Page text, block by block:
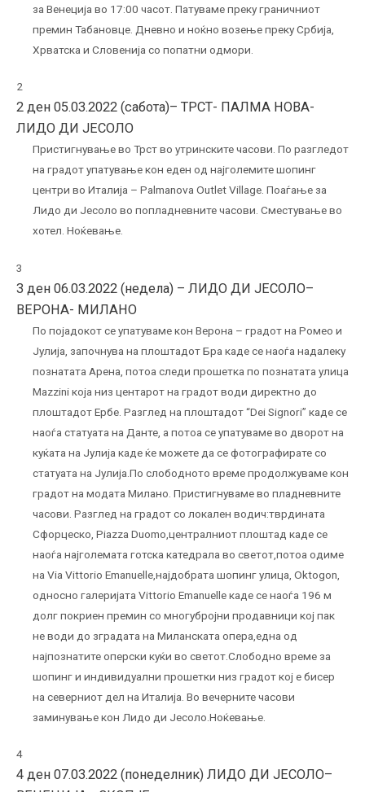
за Венеција во 17:00 часот. Патуваме преку граничниот
премин Табановце. Дневно и ноќно возење преку Србија,
Хрватска и Словенија со попатни одмори.
2
2 ден 05.03.2022 (сабота)– ТРСТ- ПАЛМА НОВА-
ЛИДО ДИ ЈЕСОЛО
Пристигнување во Трст во утринските часови. По разгледот
на градот упатување кон еден од најголемите шопинг
центри во Италија – Palmanova Outlet Village. Поаѓање за
Лидо ди Јесоло во попладневните часови. Сместување во
хотел. Ноќевање.
3
3 ден 06.03.2022 (недела) – ЛИДО ДИ ЈЕСОЛО–
ВЕРОНА- МИЛАНО
По појадокот се упатуваме кон Верона – градот на Ромео и
Јулија, започнува на плоштадот Бра каде се наоѓа надалеку
познатата Арена, потоа следи прошетка по познатата улица
Mazzini која низ центарот на градот води директно до
плоштадот Ербе. Разглед на плоштадот “Dei Signori” каде се
наоѓа статуата на Данте, а потоа се упатуваме во дворот на
куќата на Јулија каде ќе можете да се фотографирате со
статуата на Јулија.По слободното време продолжуваме кон
градот на модата Милано. Пристигнуваме во пладневните
часови. Разглед на градот со локален водич:тврдината
Сфорцеско, Piazza Duomo,централниот плоштад каде се
наоѓа најголемата готска катедрала во светот,потоа одиме
на Via Vittorio Emanuelle,најдобрата шопинг улица, Oktogon,
односно галеријата Vittorio Emanuelle каде се наоѓа 196 м
долг покриен премин со многубројни продавници кој пак
не води до зградата на Миланската опера,една од
најпознатите оперски куќи во светот.Слободно време за
шопинг и индивидуални прошетки низ градот кој е бисер
на северниот дел на Италија. Во вечерните часови
заминување кон Лидо ди Јесоло.Ноќевање.
4
4 ден 07.03.2022 (понеделник) ЛИДО ДИ ЈЕСОЛО–